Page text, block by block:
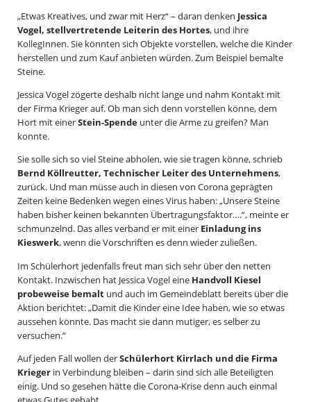
„Etwas Kreatives, und zwar mit Herz“ – daran denken Jessica
Vogel, stellvertretende Leiterin des Hortes, und ihre
KollegInnen. Sie könnten sich Objekte vorstellen, welche die Kinder
herstellen und zum Kauf anbieten würden. Zum Beispiel bemalte
Steine.
Jessica Vogel zögerte deshalb nicht lange und nahm Kontakt mit
der Firma Krieger auf. Ob man sich denn vorstellen könne, dem
Hort mit einerStein-Spende unter die Arme zu greifen? Man
konnte.
Sie solle sich so viel Steine abholen, wie sie tragen könne, schrieb
Bernd Köllreutter, Technischer Leiter des Unternehmens,
zurück. Und man müsse auch in diesen von Corona geprägten
Zeiten keine Bedenken wegen eines Virus haben: „Unsere Steine
haben bisher keinen bekannten Übertragungsfaktor….“, meinte er
schmunzelnd. Das alles verband er mit einer Einladung ins
Kieswerk, wenn die Vorschriften es denn wieder zuließen.
Im Schülerhort jedenfalls freut man sich sehr über den netten
Kontakt. Inzwischen hat Jessica Vogel eine Handvoll Kiesel
probeweise bemalt und auch im Gemeindeblatt bereits über die
Aktion berichtet: „Damit die Kinder eine Idee haben, wie so etwas
aussehen könnte. Das macht sie dann mutiger, es selber zu
versuchen.“
Auf jeden Fall wollen derSchülerhort Kirrlach und die Firma
Krieger in Verbindung bleiben – darin sind sich alle Beteiligten
einig. Und so gesehen hätte die Corona-Krise denn auch einmal